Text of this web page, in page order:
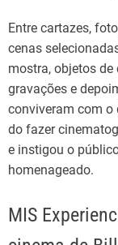
Entre cartazes,
cenas
mostra, objetos
gravações e
conviveram com o
do fazer
e instigou o
homenageado.
MIS